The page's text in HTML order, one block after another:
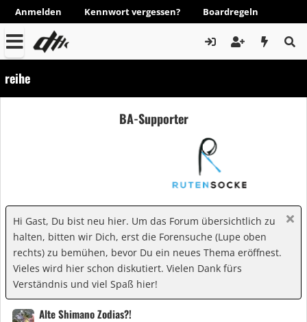
Anmelden Kennwort vergessen? Boardregeln
reihe
BA-Supporter
Hi Gast, Du bist neu hier. Um das Forum übersichtlich zu
halten, bitten wir Dich, erst die Forensuche (Lupe oben
rechts) zu bemühen, bevor Du ein neues Thema eröffnest.
Vieles wird hier schon diskutiert. Vielen Dank fürs
Verständnis und viel Spaß hier!
Alte Shimano Zodias?!